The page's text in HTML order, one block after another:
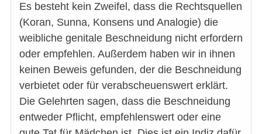
Es besteht kein Zweifel, dass die Rechtsquellen
(Koran, Sunna, Konsens und Analogie) die
weibliche genitale Beschneidung nicht erfordern
oder empfehlen. Außerdem haben wir in ihnen
keinen Beweis gefunden, der die Beschneidung
verbietet oder für verabscheuenswert erklärt.
Die Gelehrten sagen, dass die Beschneidung
entweder Pflicht, empfehlenswert oder eine